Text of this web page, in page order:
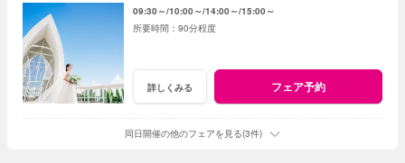
09:30～ 10:00～ 14:00～ 15:00～
90分程度
詳しくみる フェア予約
同日開催の他のフェアを見る(3件)